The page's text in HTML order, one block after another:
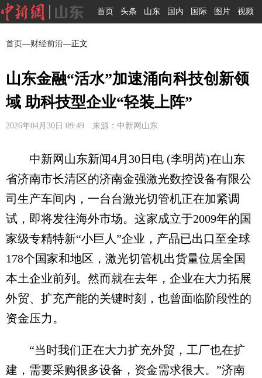
首页 头条 山东 国内 国际 图片 视频
首页—财经前沿—正文
山东金融“活水”加速涌向科技创新领
域 助科技型企业“轻装上阵”
2026年04月30日 09:49 来源：中新网山东
中新网山东新闻4月30日电 (李明芮)在山东
省济南市长清区的济南金强激光数控设备有限公
司生产车间内，一台台激光切管机正在加紧调
试，即将发往海外市场。这家成立于2009年的国
家级专精特新“小巨人”企业，产品已出口至全球
178个国家和地区，激光切管机出货量位居全国
本土企业前列。然而就在去年，企业在大力拓展
外贸、扩充产能的关键时刻，也曾面临阶段性的
资金压力。
“当时我们正在大力扩充外贸，工厂也在扩
建，需要采购很多设备，资金需求很大。”济南